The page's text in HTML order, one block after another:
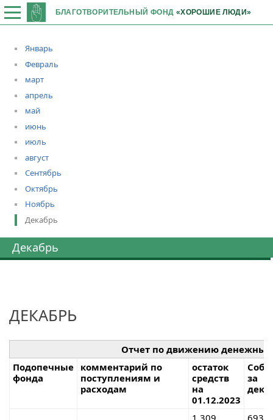
БЛАГОТВОРИТЕЛЬНЫЙ ФОНД «ХОРОШИЕ ЛЮДИ»
Январь
Февраль
март
апрель
май
июнь
июль
август
Сентябрь
Октябрь
Ноябрь
Декабрь
Декабрь
ДЕКАБРЬ
Отчет по движению денежных
Подопечные
фонда
комментарий по
поступлениям и
расходам
остаток
средств
на
01.12.2023
за
1 309
693